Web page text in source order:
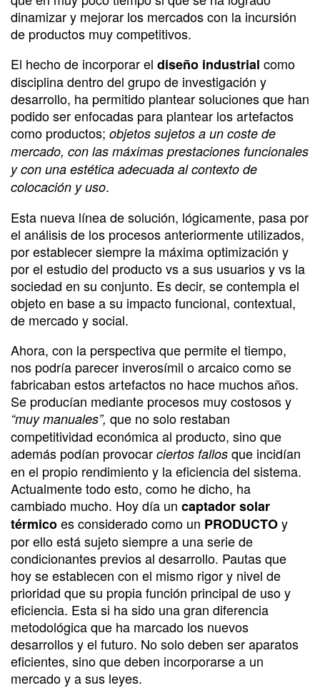
dinamizar y mejorar los mercados con la incursión
de productos muy competitivos.
El hecho de incorporar el diseño industrial como
disciplina dentro del grupo de investigación y
desarrollo, ha permitido plantear soluciones que han
podido ser enfocadas para plantear los artefactos
como productos; objetos sujetos a un coste de
mercado, con las máximas prestaciones funcionales
y con una estética adecuada al contexto de
colocación y uso.
Esta nueva línea de solución, lógicamente, pasa por
el análisis de los procesos anteriormente utilizados,
por establecer siempre la máxima optimización y
por el estudio del producto vs a sus usuarios y vs la
sociedad en su conjunto. Es decir, se contempla el
objeto en base a su impacto funcional, contextual,
de mercado y social.
Ahora, con la perspectiva que permite el tiempo,
nos podría parecer inverosímil o arcaico como se
fabricaban estos artefactos no hace muchos años.
Se producían mediante procesos muy costosos y
“muy manuales”, que no solo restaban
competitividad económica al producto, sino que
además podían provocar ciertos fallos que incidían
en el propio rendimiento y la eficiencia del sistema.
Actualmente todo esto, como he dicho, ha
cambiado mucho. Hoy día un captador solar
térmicoes considerado como un PRODUCTOy
por ello está sujeto siempre a una serie de
condicionantes previos al desarrollo. Pautas que
hoy se establecen con el mismo rigor y nivel de
prioridad que su propia función principal de uso y
eficiencia. Esta si ha sido una gran diferencia
metodológica que ha marcado los nuevos
desarrollos y el futuro. No solo deben ser aparatos
eficientes, sino que deben incorporarse a un
mercado y a sus leyes.